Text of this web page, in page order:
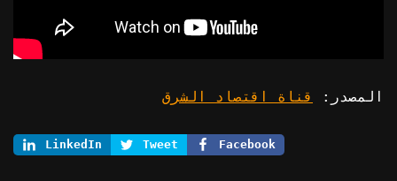
المصدر: قناة اقتصاد الشرق
LinkedIn Tweet Facebook